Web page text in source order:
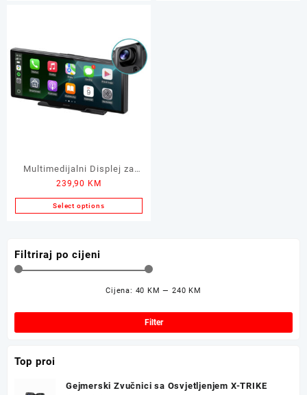
Multimedijalni Displej za
Auto SENCOR SCT M1090
239,90 KM
Select options
Filtriraj po cijeni
Filter
Cijena: 40 KM — 240 KM
Top proi
Gejmerski Zvučnici sa Osvjetljenjem X-TRIKE